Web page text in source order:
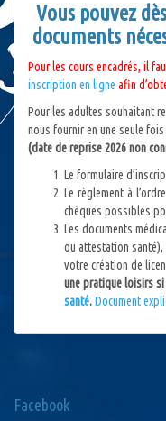
Vous pouvez
documents
Pour les cours encadrés, il
inscription en ligne afin
Pour les adultes souhaitant
nous fournir en une seule
(date de reprise 2026 non
Le formulaire
Le règlement à
chèques possibles
Les documents
ou attestation
votre création de
une pratique loisirs
santé.Document
Facebook